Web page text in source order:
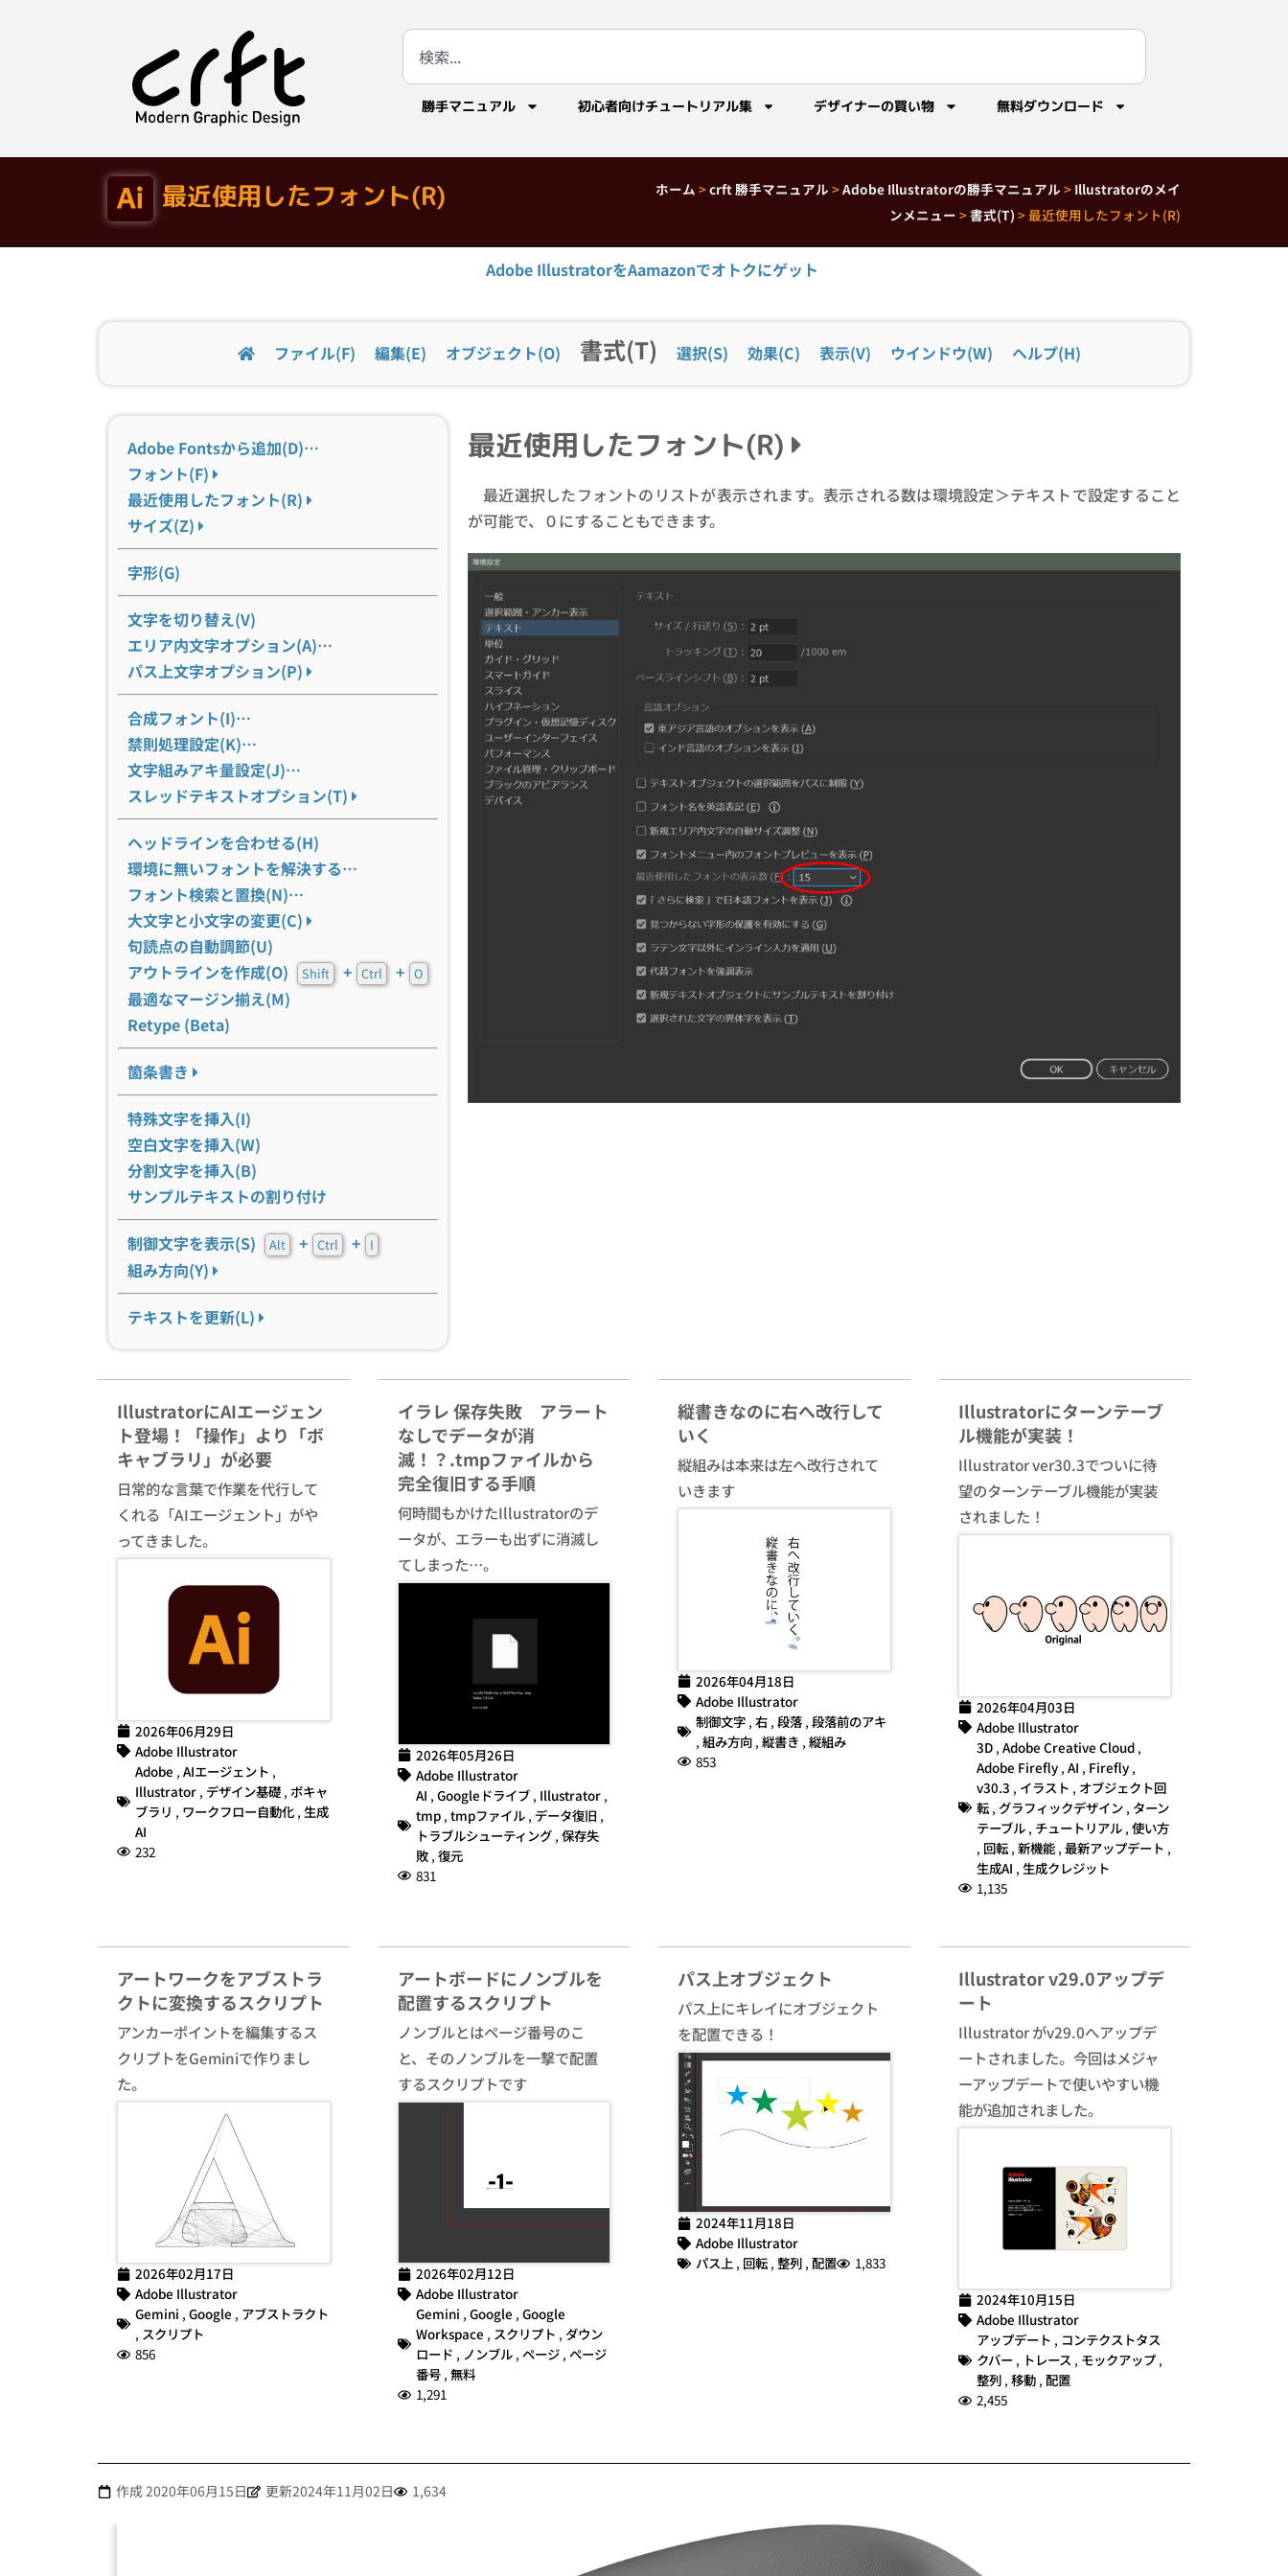
勝手マニュアル 初心者向けチュートリアル集 デザイナーの買い物 無料ダウンロード
最近使用したフォント(R) ホーム >crft 勝手マニュアル >Adobe Illustratorの勝手マニュアル > Illustratorのメイ
ンメニュー >書式(T) >最近使用したフォント(R)
Adobe IllustratorをAamazonでオトクにゲット
ファイル(F) 編集(E) オブジェクト(O) 書式(T) 選択(S) 効果(C) 表示(V) ウインドウ(W) ヘルプ(H)
Adobe Fontsから追加(D)…
フォント(F)
最近使用したフォント(R)
サイズ(Z)
字形(G)
文字を切り替え(V)
エリア内文字オプション(A)…
パス上文字オプション(P)
合成フォント(I)…
禁則処理設定(K)…
文字組みアキ量設定(J)…
スレッドテキストオプション(T)
ヘッドラインを合わせる(H)
環境に無いフォントを解決する…
フォント検索と置換(N)…
大文字と小文字の変更(C)
句読点の自動調節(U)
アウトラインを作成(O)
Shift + Ctrl + O
最適なマージン揃え(M)
Retype (Beta)
箇条書き
特殊文字を挿入(I)
空白文字を挿入(W)
分割文字を挿入(B)
サンプルテキストの割り付け
制御文字を表示(S) Alt + Ctrl + I
組み方向(Y)
テキストを更新(L)
最近使用したフォント(R)
最近選択したフォントのリストが表示されます。表示される数は環境設定＞テキストで設定すること
が可能で、０にすることもできます。
IllustratorにAIエージェン
ト登場！「操作」より「ボ
キャブラリ」が必要
日常的な言葉で作業を代行して
くれる「AIエージェント」がや
ってきました。
2026年06月29日
Adobe Illustrator
Adobe , AIエージェント ,
Illustrator , デザイン基礎 , ボキャ
ブラリ , ワークフロー自動化 , 生成
AI
232
イラレ 保存失敗 アラート
なしでデータが消
滅！？.tmpファイルから
完全復旧する手順
何時間もかけたIllustratorのデ
ータが、エラーも出ずに消滅し
てしまった…。
2026年05月26日
Adobe Illustrator
AI , Googleドライブ, Illustrator,
tmp, tmpファイル, データ復旧 ,
トラブルシューティング, 保存失
敗, 復元
831
縦書きなのに右へ改行して
いく
縦組みは本来は左へ改行されて
いきます
2026年04月18日
Adobe Illustrator
制御文字 , 右 , 段落 , 段落前のアキ
, 組み方向 , 縦書き , 縦組み
853
Illustratorにターンテーブ
ル機能が実装！
Illustrator ver30.3でついに待
望のターンテーブル機能が実装
されました！
2026年04月03日
Adobe Illustrator
3D, Adobe Creative Cloud,
Adobe Firefly, AI , Firefly,
v30.3 , イラスト , オブジェクト回
転, グラフィックデザイン, ターン
テーブル, チュートリアル, 使い方
, 回転, 新機能, 最新アップデート ,
生成AI , 生成クレジット
1,135
アートワークをアブストラ
クトに変換するスクリプト
アンカーポイントを編集するス
クリプトをGeminiで作りまし
た。
2026年02月17日
Adobe Illustrator
Gemini , Google , アブストラクト
, スクリプト
856
アートボードにノンブルを
配置するスクリプト
ノンブルとはページ番号のこ
と、そのノンブルを一撃で配置
するスクリプトです
2026年02月12日
Adobe Illustrator
Gemini , Google , Google
Workspace , スクリプト , ダウン
ロード , ノンブル, ページ, ページ
番号, 無料
1,291
パス上オブジェクト
パス上にキレイにオブジェクト
を配置できる！
2024年11月18日
Adobe Illustrator
パス上 , 回転 , 整列 , 配置 1,833
Illustrator v29.0アップデ
ート
Illustrator がv29.0へアップデ
ートされました。今回はメジャ
ーアップデートで使いやすい機
能が追加されました。
2024年10月15日
Adobe Illustrator
アップデート , コンテクストタス
クバー, トレース , モックアップ,
整列, 移動, 配置
2,455
作成2020年06月15日 更新2024年11月02日 1,634